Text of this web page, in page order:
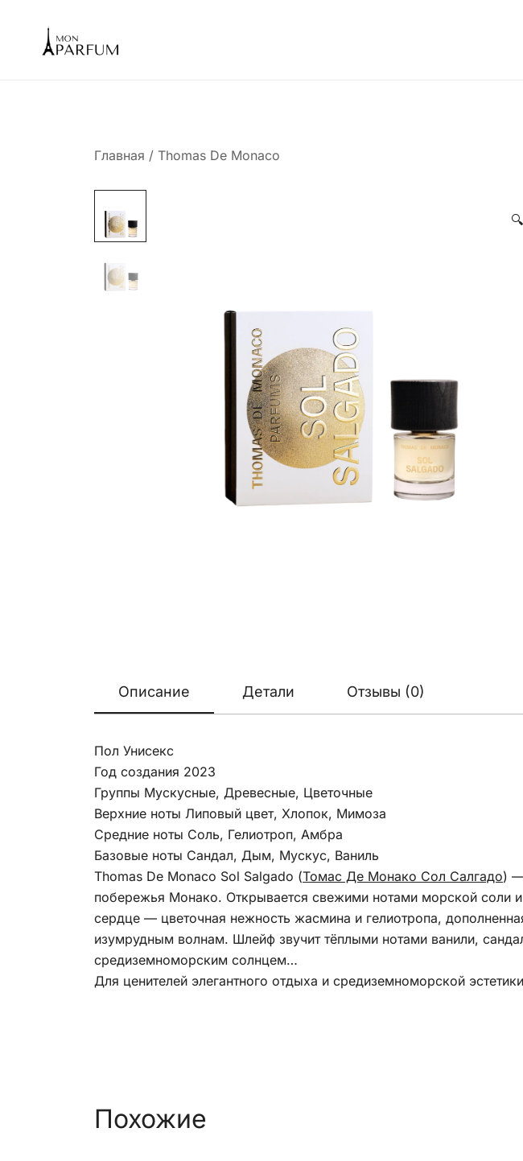
содержимому
Главная / Thomas De Monaco
🔍
Описание Детали Отзывы (0)
Пол Унисекс
Год создания 2023
Группы Мускусные, Древесные, Цветочные
Верхние ноты Липовый цвет, Хлопок, Мимоза
Средние ноты Соль, Гелиотроп, Амбра
Базовые ноты Сандал, Дым, Мускус, Ваниль
Thomas De Monaco Sol Salgado (Томас Де Монако Сол Салгадо) —
побережья Монако. Открывается свежими нотами морской соли
сердце — цветочная нежность жасмина и гелиотропа,
изумрудным волнам. Шлейф звучит тёплыми нотами ванили,
средиземноморским солнцем…
Для ценителей элегантного отдыха и средиземноморской
Похожие